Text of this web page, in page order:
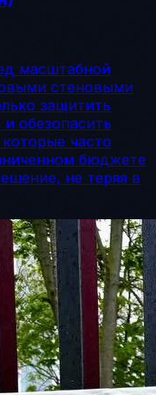
масштабной
стеновыми
защитить
обезопасить
часто
бюджете
не теряя в